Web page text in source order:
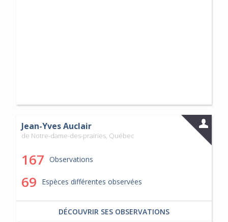
Jean-Yves Auclair
de Notre-dame-des-prairies, Québec
167 Observations
69 Espèces différentes observées
DÉCOUVRIR SES OBSERVATIONS